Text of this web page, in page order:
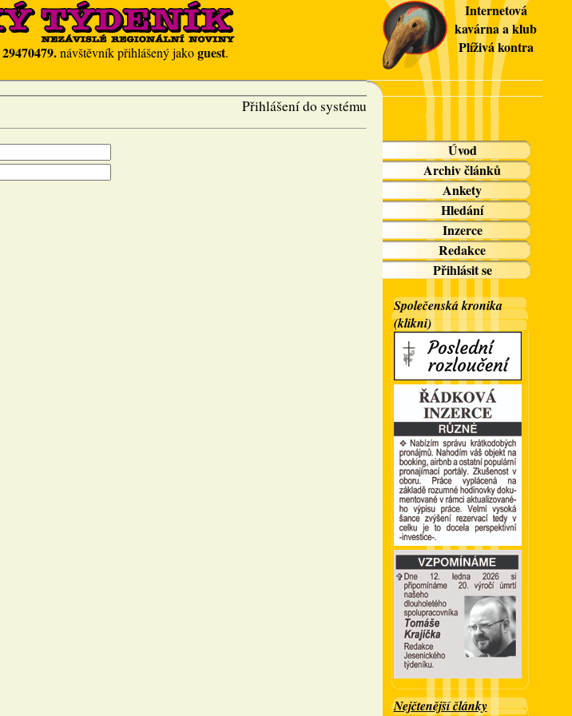
29470479.návštěvník přihlášený jakoguest.
Internetová
kavárna a klub
Plíživá kontra
Přihlášení do systému
Úvod
Archiv článků
Ankety
Hledání
Inzerce
Redakce
Přihlásit se
Společenská kronika
(klikni)
Nejčtenější články